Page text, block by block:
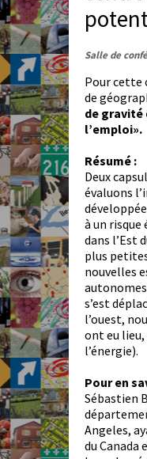
Salle de
Pour cette
de
de gravité
l’emploi».
Résumé :
Deux
évaluons
à un
dans l’Est
plus
nouvelles
autonomes
s’est
l’ouest,
ont eu
l’énergie).
Pour en
Sébastien
Angeles,
du